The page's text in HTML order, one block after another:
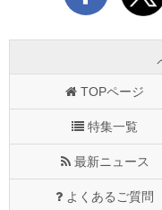
TOPページ
特集一覧
最新ニュース
よくあるご質問